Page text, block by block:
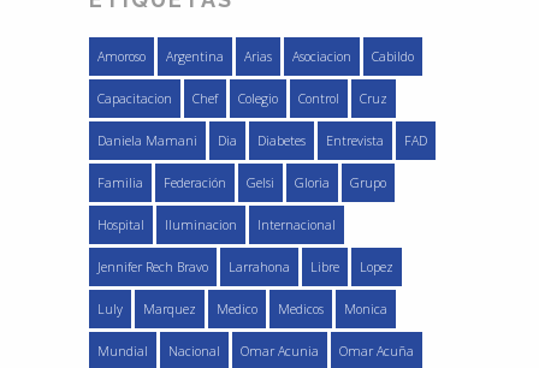
Amoroso Argentina Arias Asociacion Cabildo
Capacitacion Chef Colegio Control Cruz
Daniela Mamani Dia Diabetes Entrevista FAD
Familia Federación Gelsi Gloria Grupo
Hospital Iluminacion Internacional
Jennifer Rech Bravo Larrahona Libre Lopez
Luly Marquez Medico Medicos Monica
Mundial Nacional Omar Acunia Omar Acuña